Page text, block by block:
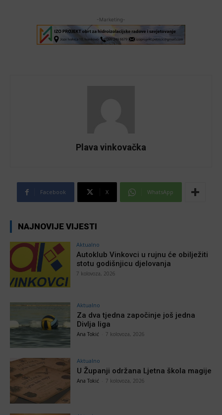
-Marketing-
Plava vinkovačka
Facebook X WhatsApp
NAJNOVIJE VIJESTI
Aktualno
Autoklub Vinkovci u rujnu će obilježiti
stotu godišnjicu djelovanja
7 kolovoza, 2026
Aktualno
Za dva tjedna započinje još jedna
Divlja liga
Ana Tokić 7 kolovoza, 2026
Aktualno
U Županji održana Ljetna škola magije
Ana Tokić 7 kolovoza, 2026